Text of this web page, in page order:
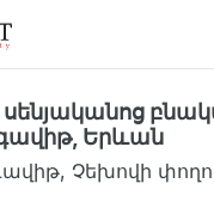
Երևան
, Չեխովի